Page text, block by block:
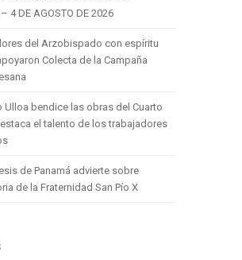
– 4 DE AGOSTO DE 2026
del Arzobispado con espíritu
Colecta de la Campaña
Ulloa bendice las obras del Cuarto
el talento de los trabajadores
de Panamá advierte sobre
de la Fraternidad San Pío X